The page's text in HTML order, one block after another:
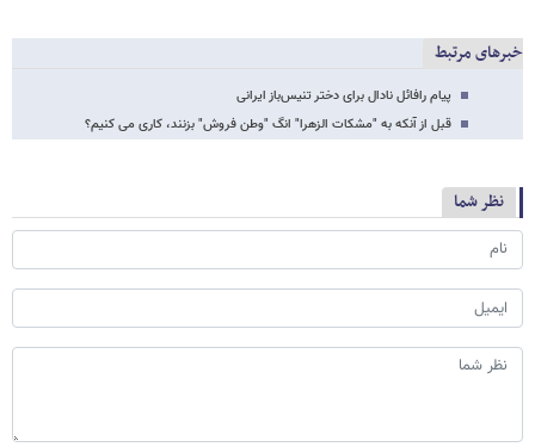
خبرهای مرتبط
پیام رافائل نادال برای دختر تنیس‌باز ایرانی
قبل از آنکه به "مشکات الزهرا" انگ "وطن فروش" بزنند، کاری می کنیم؟
نظر شما